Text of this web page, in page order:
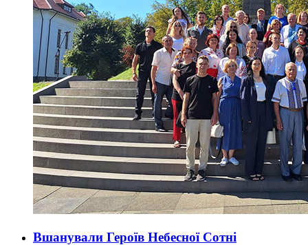
Вшанували Героїв Небесної Сотні